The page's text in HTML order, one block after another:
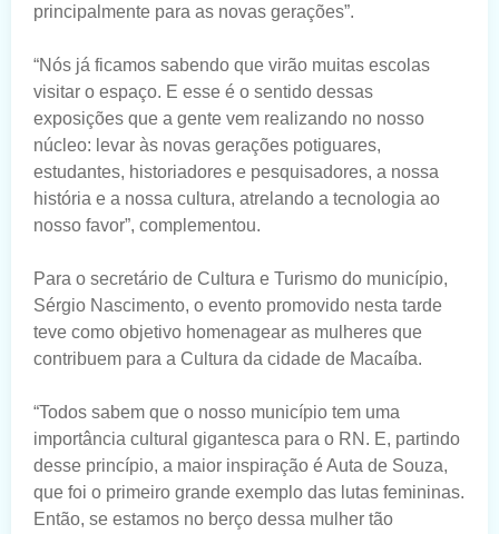
principalmente para as novas gerações”.
“Nós já ficamos sabendo que virão muitas escolas
visitar o espaço. E esse é o sentido dessas
exposições que a gente vem realizando no nosso
núcleo: levar às novas gerações potiguares,
estudantes, historiadores e pesquisadores, a nossa
história e a nossa cultura, atrelando a tecnologia ao
nosso favor”, complementou.
Para o secretário de Cultura e Turismo do município,
Sérgio Nascimento, o evento promovido nesta tarde
teve como objetivo homenagear as mulheres que
contribuem para a Cultura da cidade de Macaíba.
“Todos sabem que o nosso município tem uma
importância cultural gigantesca para o RN. E, partindo
desse princípio, a maior inspiração é Auta de Souza,
que foi o primeiro grande exemplo das lutas femininas.
Então, se estamos no berço dessa mulher tão